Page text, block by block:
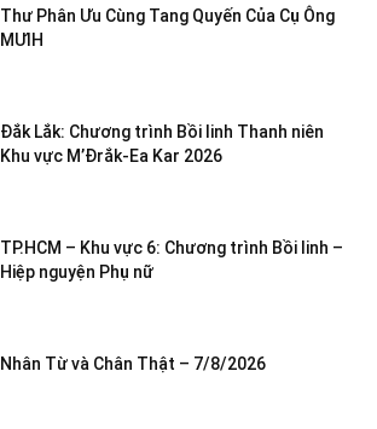
Thư Phân Ưu Cùng Tang Quyến Của Cụ Ông
MƯIH
Đắk Lắk: Chương trình Bồi linh Thanh niên
Khu vực M’Đrắk-Ea Kar 2026
TP.HCM – Khu vực 6: Chương trình Bồi linh –
Hiệp nguyện Phụ nữ
Nhân Từ và Chân Thật – 7/8/2026